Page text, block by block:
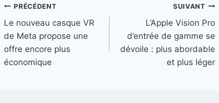
Navigation
de
l’article
PRÉCÉDENT
Le nouveau casque VR
de Meta propose une
offre encore plus
économique
SUIVANT
L’Apple Vision Pro
d’entrée de gamme se
dévoile : plus abordable
et plus léger